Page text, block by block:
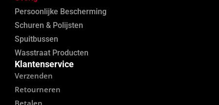
Persoonlijke Bescherming
Schuren & Polijsten
Spuitbussen
Wasstraat Producten
Klantenservice
Verzenden
Retourneren